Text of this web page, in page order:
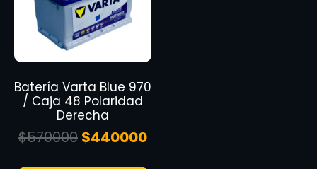
Batería Varta Blue 970
/ Caja 48 Polaridad
Derecha
$570000 $440000